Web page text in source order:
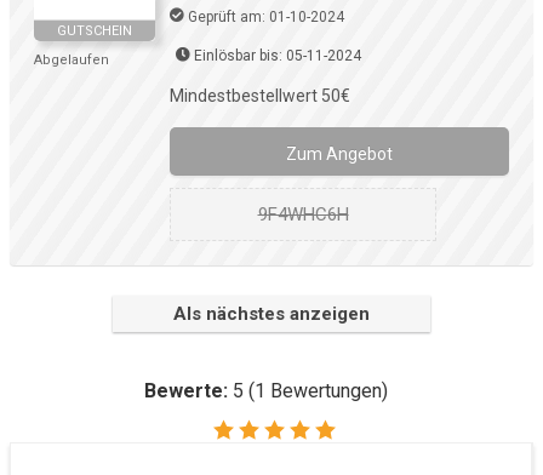
GUTSCHEIN
Abgelaufen
Geprüft am: 01-10-2024
Einlösbar bis: 05-11-2024
Mindestbestellwert 50€
Zum Angebot
9F4WHC6H
Als nächstes anzeigen
Bewerte: 5 (1 Bewertungen)